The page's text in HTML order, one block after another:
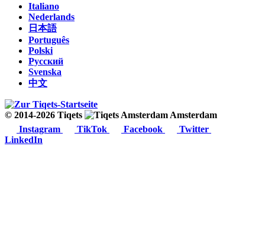
Italiano
Nederlands
日本語
Português
Polski
Русский
Svenska
中文
© 2014-2026 Tiqets
Amsterdam
Instagram
TikTok Facebook
Twitter
LinkedIn